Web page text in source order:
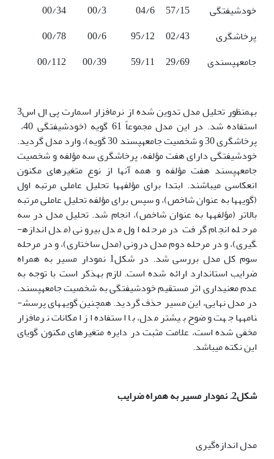
خودشیفتگی
57/15
04/6
00/3
00/34
پرخاشگری
02/43
95/12
00/6
00/78
جامعه­پسندی
29/69
59/11
00/39
00/112
به­منظور تحلیل مدل تدوین شده از نرم­افزار اسمارت پی ال اس3
استفاده شد. در این مدل مجموعاً 61 گویه (خودشیفتگی 40،
پرخاشگری 30 و شخصیت جامعه­پسند 30 گویه)، وارد مدل گردید.
خودشیفتگی دارای هفت مؤلفه، پرخاشگری سه مؤلفه و شخصیت
جامعه­پسند هفت مؤلفه و همه آن­ها از نوع متغیرهای مکنون
انعکاسی می­باشند. ابتدا برای مؤلفه­ها تحلیل عاملی مرتبه اول
(گویه­ها به عنوان شاخص)، و سپس برای مؤلفه تحلیل عاملی مرتبه
بالاتر (مؤلفه­ها به عنوان شاخص)، انجام شد. تحلیل مدل در سه
مرحله انجام گرفت در مرحله اول مدل بیرونی (مدل اندازه­
گیری)، و در مرحله دوم مدل درونی (مدل ساختاری)، و در مرحله
سوم کل مدل بررسی شد. در شکل1 نمودار مسیر به همراه
ضرایب استاندارد ارائه شده است. لازم به­ذکر است با توجه به
عدم معنی­داری اثر مستقیم خودشیفتگی به شخصیت جامعه­پسند،
در مدل نهایی، این مسیر حذف گردید. همچنین گویه­های پرسش­
نامه­ها جهت وضوح بیشتر مدل، با استفاده از امکانات نرم­افزار
مخفی شده است، علامت مثبت در دایره متغیرهای مکنون گویای
این نکته می­باشد.
شکل2. نمودار مسیر به همراه ضرایب
مدل اندازه‌گیری